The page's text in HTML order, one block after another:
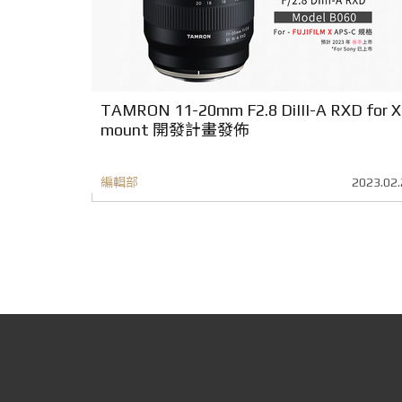
TAMRON 11-20mm F2.8 DiIII-A RXD for
mount 開發計畫發佈
編輯部